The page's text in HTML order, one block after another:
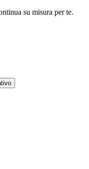
su misura per te.